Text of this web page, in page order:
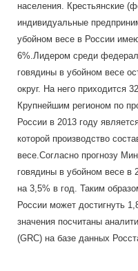
населения. Крестьянские
индивидуальные
убойном весе в России
6%.Лидером среди
говядины в убойном весе
округ. На него приходится
Крупнейшим регионом по
России в 2013 году
которой производство
весе.Согласно прогнозу
говядины в убойном весе в
на 3,5% в год. Таким
России может достигнуть
значения посчитаны
(GRC) на базе данных